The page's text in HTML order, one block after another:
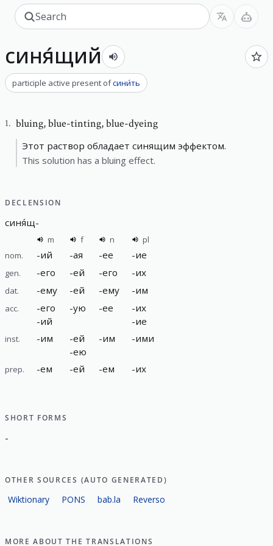
синя́щий
participle active present ofсини́ть
1. bluing,blue-tinting, blue-dyeing
Этот раствор обладает синящим эффектом.
This solution has a bluing effect.
DECLENSION
синя́щ-
m f n
pl
nom.
-ий -ая -ее -ие
gen. -его -ей -его -их
dat. -ему -ей -ему -им
acc. -его
-ий
-ую -ее -их
-ие
inst. -им -ей
-ею
-им -ими
prep. -ем -ей -ем -их
SHORT FORMS
-
OTHER SOURCES (AUTO GENERATED)
Wiktionary PONS bab.la Reverso
MORE ABOUT THE TRANSLATIONS